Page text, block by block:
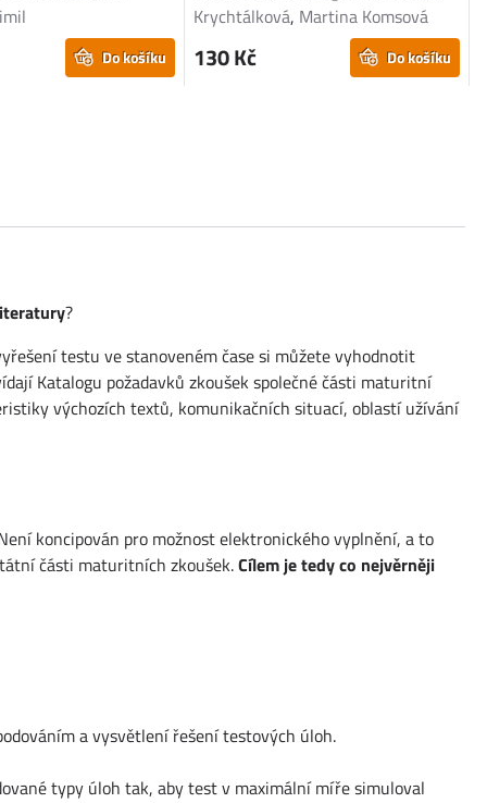
Do košíku
Krychtálková, Martina Komsová
130 Kč Do košíku
?
testu ve stanoveném čase si můžete vyhodnotit
Katalogu požadavků zkoušek společné části maturitní
výchozích textů, komunikačních situací, oblastí užívání
koncipován pro možnost elektronického vyplnění, a to
části maturitních zkoušek.Cílem je tedy co nejvěrněji
a vysvětlení řešení testových úloh.
typy úloh tak, aby test v maximální míře simuloval